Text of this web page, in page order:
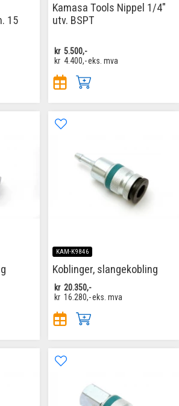
15
Kamasa Tools Nippel 1/4"
utv. BSPT
kr 5.500,-
kr 4.400,-eks. mva
KAM-K9846
Koblinger, slangekobling
kr 20.350,-
kr 16.280,-eks. mva